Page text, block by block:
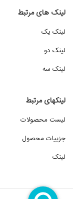
لینک های مرتبط
لینک یک
لینک دو
لینک سه
لینکهای مرتبط
لیست محصولات
جزییات محصول
لینک